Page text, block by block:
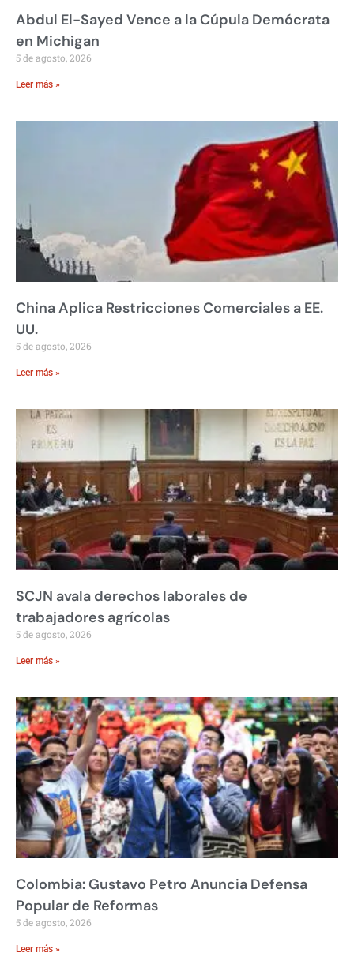
Abdul El-Sayed Vence a la Cúpula Demócrata
en Michigan
5 de agosto, 2026
Leer más »
China Aplica Restricciones Comerciales a EE.
UU.
5 de agosto, 2026
Leer más »
SCJN avala derechos laborales de
trabajadores agrícolas
5 de agosto, 2026
Leer más »
Colombia: Gustavo Petro Anuncia Defensa
Popular de Reformas
5 de agosto, 2026
Leer más »